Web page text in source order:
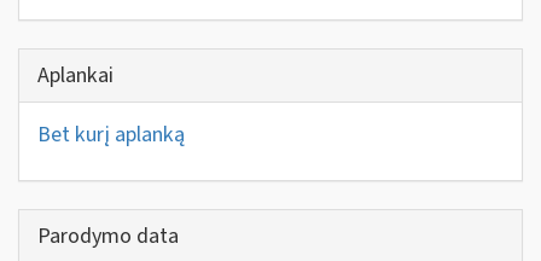
Aplankai
Bet kurį aplanką
Parodymo data